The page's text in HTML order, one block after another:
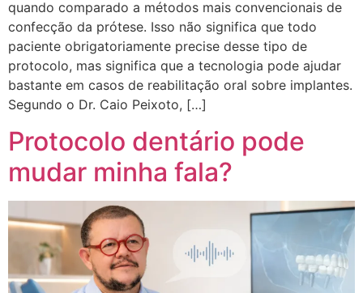
quando comparado a métodos mais convencionais de
confecção da prótese. Isso não significa que todo
paciente obrigatoriamente precise desse tipo de
protocolo, mas significa que a tecnologia pode ajudar
bastante em casos de reabilitação oral sobre implantes.
Segundo o Dr. Caio Peixoto, […]
Protocolo dentário pode
mudar minha fala?